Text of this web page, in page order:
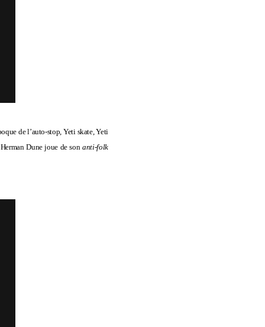
de l’auto-stop, Yeti skate, Yeti
Dune joue de sonanti-folk